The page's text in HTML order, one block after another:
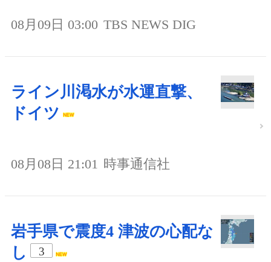
08月09日 03:00 TBS NEWS DIG
ライン川渇水が水運直撃、
ドイツ
08月08日 21:01 時事通信社
岩手県で震度4 津波の心配な
し
3